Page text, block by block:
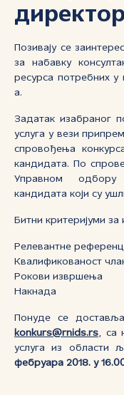
Позивају се
за набавку
ресурса потребних
а.
Задатак изабраног
услуга у вези
спровођења
кандидата. По
Управном
кандидата који су
Битни критеријуми
Релевантне
Квалификованост
Рокови извршења
Накнада
Пoнудe сe
konkurs@rnids.rs, сa
услуга из области
фебруара 2018. у